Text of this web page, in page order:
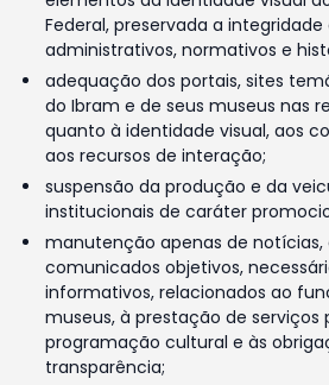
Federal, preservada a
administrativos, normativos e
adequação dos portais, sites
do Ibram e de seus museus nas
quanto à identidade visual, aos
aos recursos de interação;
suspensão da produção e da
institucionais de caráter
manutenção apenas de notícias,
comunicados objetivos,
informativos, relacionados ao
museus, à prestação de serviços
programação cultural e às
transparência;